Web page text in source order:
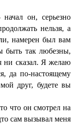
он, серьезно
нельзя, а
намерен был вам
быть так любезны,
ни сказал. Я желаю
да по-настоящему
друг, будете вы
что он смотрел на
сам вызывал меня